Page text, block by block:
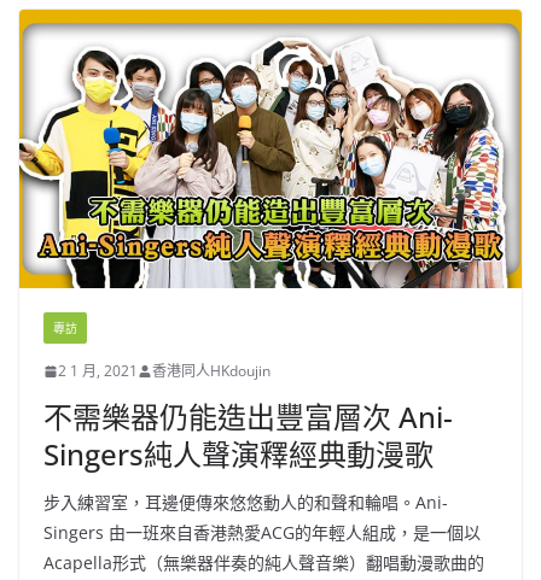
專訪
2 1 月, 2021 香港同人HKdoujin
不需樂器仍能造出豐富層次 Ani-
Singers純人聲演釋經典動漫歌
步入練習室，耳邊便傳來悠悠動人的和聲和輪唱。Ani-
Singers 由一班來自香港熱愛ACG的年輕人組成，是一個以
Acapella形式（無樂器伴奏的純人聲音樂）翻唱動漫歌曲的